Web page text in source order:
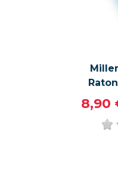
VISTA
Sport
8,90